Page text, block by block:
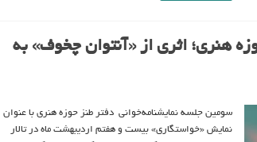
هنری؛ اثری از «آنتوان چخوف» به
سومین جلسه نمایشنامه‌خوانی دفتر طنز حوزه هنری با عنوان
نمایش «خواستگاری» بیست و هفتم اردیبهشت ماه در تالار